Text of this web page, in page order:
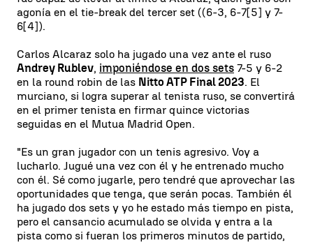
agonía en el tie-break del tercer set ((6-3, 6-7[5] y 7-
6[4]).
Carlos Alcaraz solo ha jugado una vez ante el ruso
Andrey Rublev, imponiéndose en dos sets 7-5 y 6-2
en la round robin de las Nitto ATP Final 2023. El
murciano, si logra superar al tenista ruso, se convertirá
en el primer tenista en firmar quince victorias
seguidas en el Mutua Madrid Open.
"Es un gran jugador con un tenis agresivo. Voy a
lucharlo. Jugué una vez con él y he entrenado mucho
con él. Sé como jugarle, pero tendré que aprovechar las
oportunidades que tenga, que serán pocas. También él
ha jugado dos sets y yo he estado más tiempo en pista,
pero el cansancio acumulado se olvida y entra a la
pista como si fueran los primeros minutos de partido,